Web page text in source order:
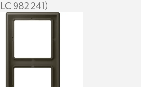
982 241)